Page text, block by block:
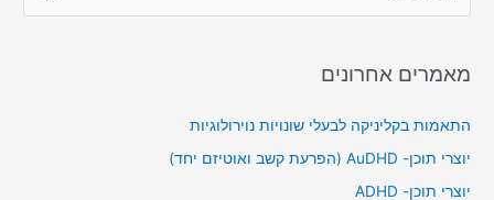
rמאמרים אחרונים
התאמות בקליניקה לבעלי שונויות נוירולוגיות
יוצרי תוכן- AuDHD (הפרעת קשב ואוטיזם יחד)
יוצרי תוכן- ADHD